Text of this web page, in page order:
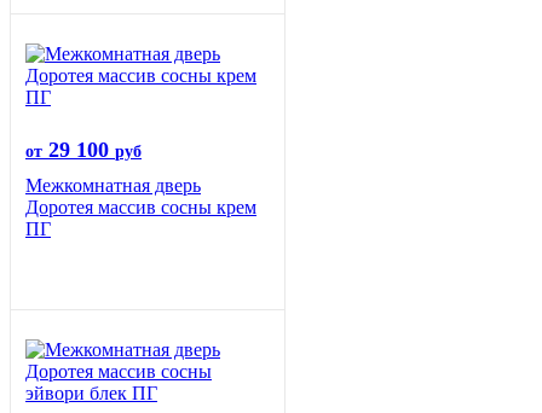
от 29 100 руб
Межкомнатная дверь
Доротея массив сосны крем
ПГ